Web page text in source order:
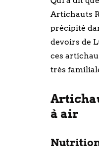
Artichauts
précipité
devoirs de
ces
très
à air